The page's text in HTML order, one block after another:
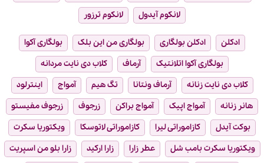
لانکوم آیدول
لانکوم ترزور
ادکلن ادکلن بولگاری بولگاری من این بلک
بولگاری آکوا
بولگاری آکوا اتلانتیک
آرماف
کلاب دی نایت مردانه
کلاب دی نایت زنانه
آرماف ونتانا تگ هیم آمواج
اینترلود
هانر زنانه
آمواج اپیک آمواج براکن زرجوف
زرجوف مفیستو
بوکت آیدل
کازاموراتی لیرا کازاموراتی لاتوسکا
ویکتوریا سکرت
ویکتوریا سکرت بامب شل
عطر زارا زارا ارکید
زارا بلو من اسپریت